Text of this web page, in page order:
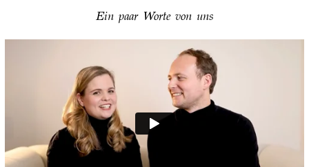
Ein paar Worte von uns